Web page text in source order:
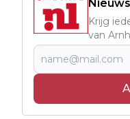
Krijg
van